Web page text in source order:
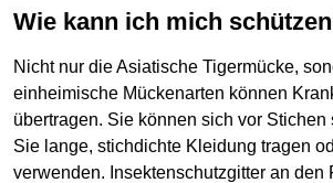
Wie kann ich mich
Nicht nur die Asiatische Tigermücke,
einheimische Mückenarten können
übertragen. Sie können sich vor Stichen
Sie lange, stichdichte Kleidung tragen
verwenden. Insektenschutzgitter an den